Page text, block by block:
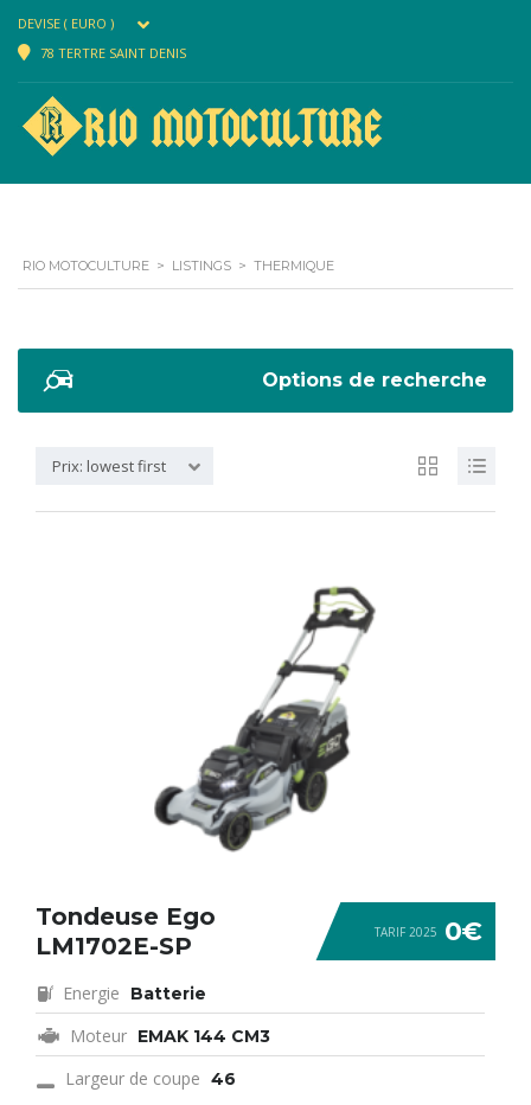
DEVISE ( EURO )
78 TERTRE SAINT DENIS
RIO MOTOCULTURE > LISTINGS > THERMIQUE
Options de recherche
Prix: lowest first
TARIF 2025 0€
Tondeuse Ego
LM1702E-SP
Energie Batterie
Moteur EMAK 144 CM3
Largeur de coupe 46